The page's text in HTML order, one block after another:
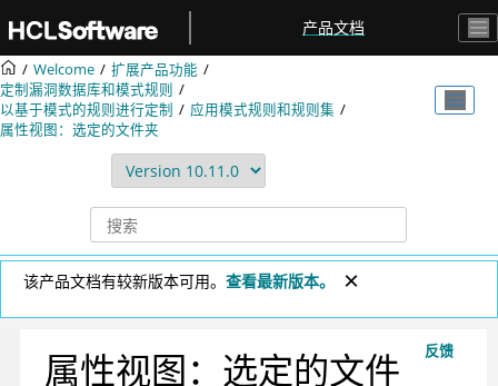
产品文档
Welcome
扩展产品功能
定制漏洞数据库和模式规则
以基于模式的规则进行定制
应用模式规则和规则集
属性视图：选定的文件夹
该产品文档有较新版本可用。 查看最新版本。
反馈
属性视图：选定的文件